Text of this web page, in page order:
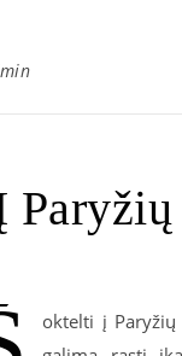
oktelti į